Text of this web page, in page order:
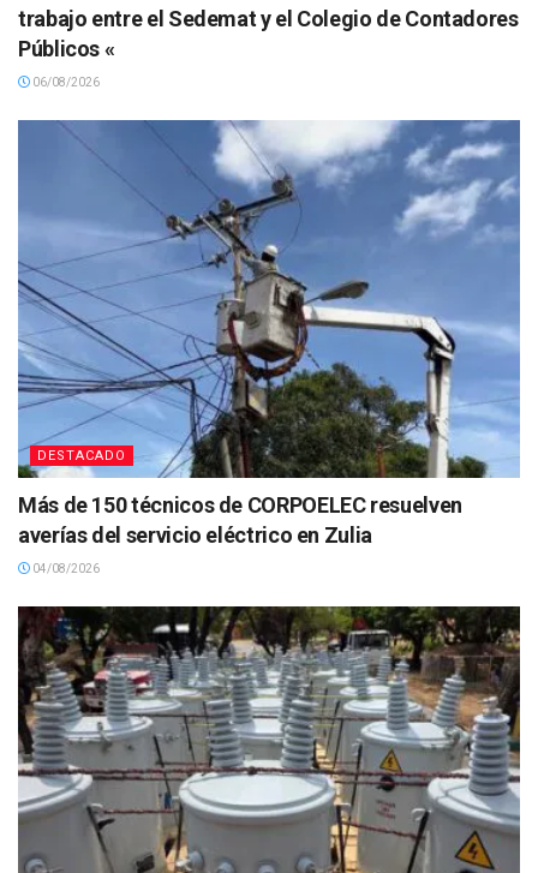
trabajo entre el Sedemat y el Colegio de Contadores
Públicos «
06/08/2026
DESTACADO
Más de 150 técnicos de CORPOELEC resuelven
averías del servicio eléctrico en Zulia
04/08/2026